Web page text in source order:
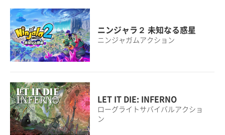
ニンジャラ２ 未知なる惑星
ニンジャガムアクション
LET IT DIE: INFERNO
ローグライトサバイバルアクショ
ン